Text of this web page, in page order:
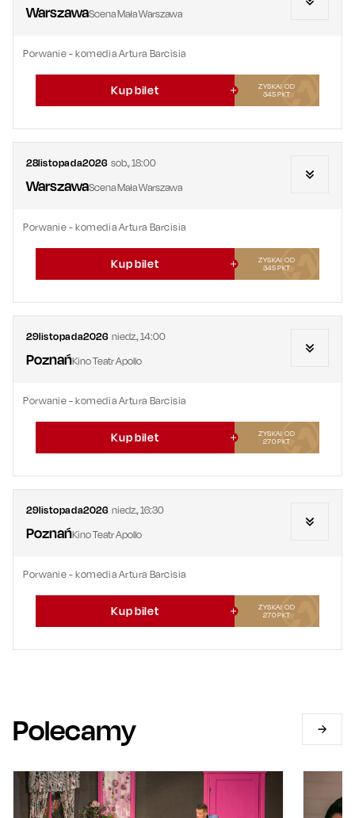
WarszawaScena Mała Warszawa
Porwanie - komedia Artura Barcisia
Kup bilet
ZYSKAJ OD
345PKT
28listopada2026 sob.,18:00
WarszawaScena Mała Warszawa
Porwanie - komedia Artura Barcisia
Kup bilet
ZYSKAJ OD
345PKT
29listopada2026 niedz.,14:00
PoznańKino Teatr Apollo
Porwanie - komedia Artura Barcisia
Kup bilet
ZYSKAJ OD
270PKT
29listopada2026 niedz.,16:30
PoznańKino Teatr Apollo
Porwanie - komedia Artura Barcisia
Kup bilet
ZYSKAJ OD
270PKT
Polecamy